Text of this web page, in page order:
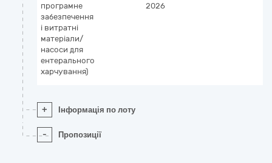
програмне
забезпечення
і витратні
матеріали/
насоси для
ентерального
харчування)
2026
+ Інформація по лоту
- Пропозиції